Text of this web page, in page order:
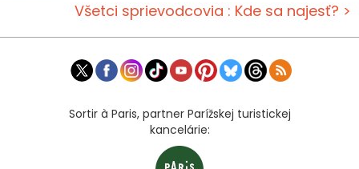
Všetci sprievodcovia : Kde sa najesť? >
Sortir à Paris, partner Parížskej turistickej
kancelárie: